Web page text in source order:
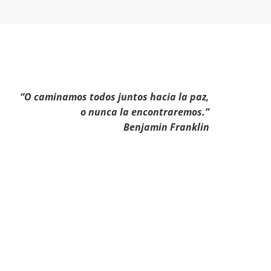
“O caminamos todos juntos hacia la paz,
o nunca la encontraremos.”
Benjamin Franklin